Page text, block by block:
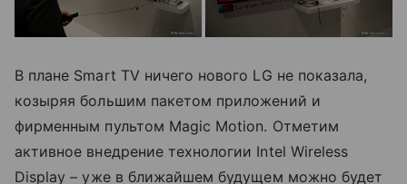
В плане Smart TV ничего нового LG не показала,
козыряя большим пакетом приложений и
фирменным пультом Magic Motion. Отметим
активное внедрение технологии Intel Wireless
Display – уже в ближайшем будущем можно будет